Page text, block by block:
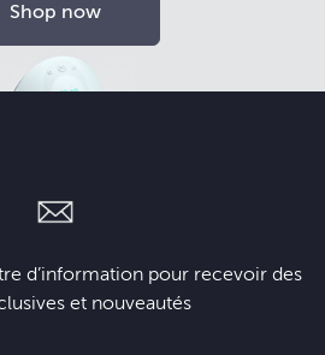
Shop now
d’information pour recevoir des
et nouveautés